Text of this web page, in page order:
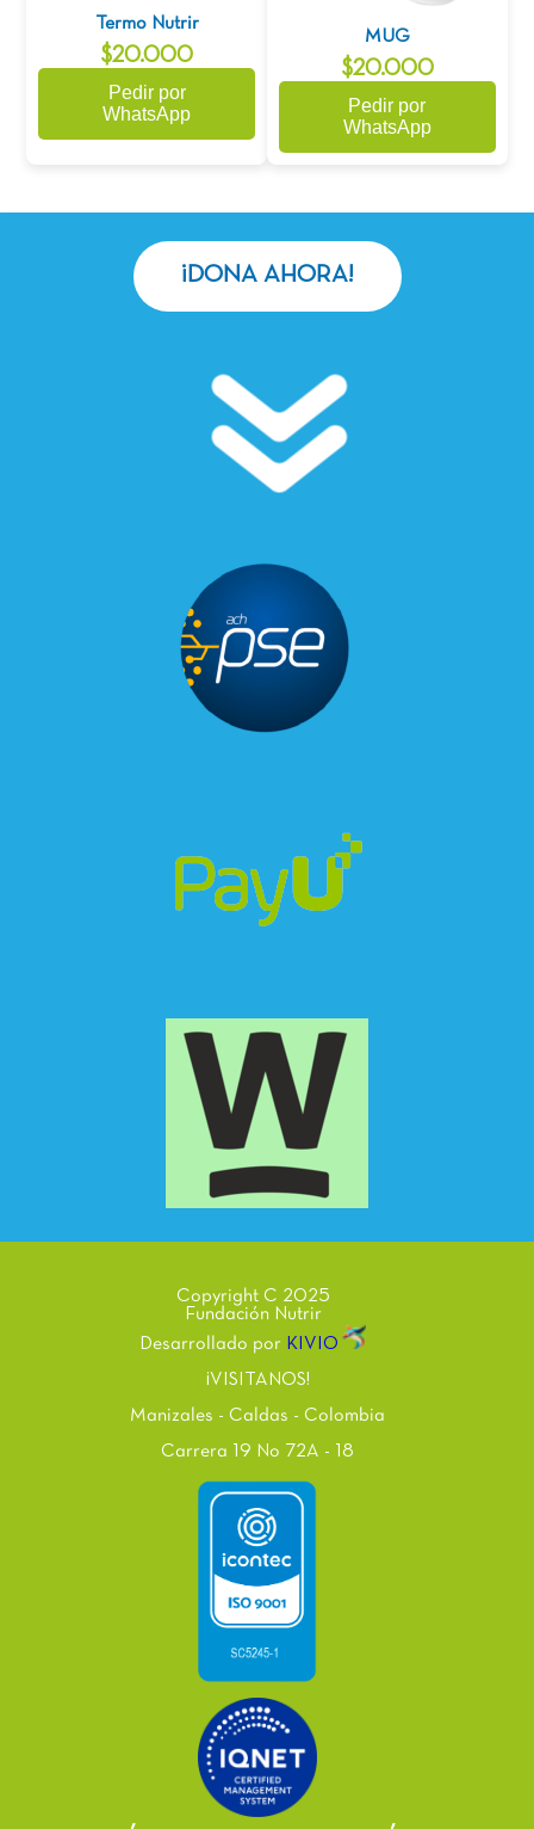
Termo Nutrir
$20.000
Pedir por
WhatsApp
MUG
$20.000
Pedir por
WhatsApp
¡DONA AHORA!
Copyright C 2025
Fundación Nutrir
Desarrollado por KIVIO
¡VISITANOS!
Manizales - Caldas - Colombia
Carrera 19 No 72A - 18